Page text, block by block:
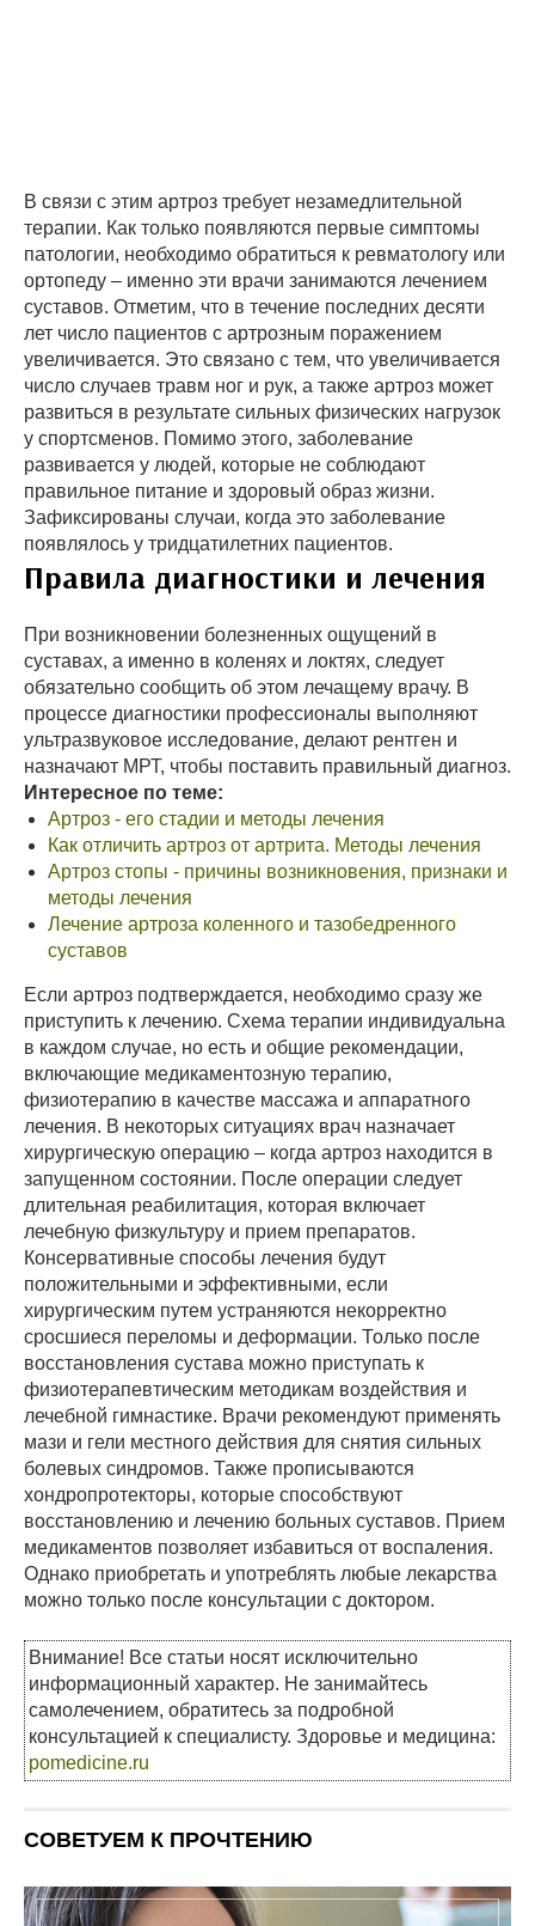
В связи с этим артроз требует незамедлительной
терапии. Как только появляются первые симптомы
патологии, необходимо обратиться к ревматологу или
ортопеду – именно эти врачи занимаются лечением
суставов. Отметим, что в течение последних десяти
лет число пациентов с артрозным поражением
увеличивается. Это связано с тем, что увеличивается
число случаев травм ног и рук, а также артроз может
развиться в результате сильных физических нагрузок
у спортсменов. Помимо этого, заболевание
развивается у людей, которые не соблюдают
правильное питание и здоровый образ жизни.
Зафиксированы случаи, когда это заболевание
появлялось у тридцатилетних пациентов.
Правила диагностики и лечения
При возникновении болезненных ощущений в
суставах, а именно в коленях и локтях, следует
обязательно сообщить об этом лечащему врачу. В
процессе диагностики профессионалы выполняют
ультразвуковое исследование, делают рентген и
назначают МРТ, чтобы поставить правильный диагноз.
Интересное по теме:
Артроз - его стадии и методы лечения
Как отличить артроз от артрита. Методы лечения
Артроз стопы - причины возникновения, признаки и
методы лечения
Лечение артроза коленного и тазобедренного
суставов
Если артроз подтверждается, необходимо сразу же
приступить к лечению. Схема терапии индивидуальна
в каждом случае, но есть и общие рекомендации,
включающие медикаментозную терапию,
физиотерапию в качестве массажа и аппаратного
лечения. В некоторых ситуациях врач назначает
хирургическую операцию – когда артроз находится в
запущенном состоянии. После операции следует
длительная реабилитация, которая включает
лечебную физкультуру и прием препаратов.
Консервативные способы лечения будут
положительными и эффективными, если
хирургическим путем устраняются некорректно
сросшиеся переломы и деформации. Только после
восстановления сустава можно приступать к
физиотерапевтическим методикам воздействия и
лечебной гимнастике. Врачи рекомендуют применять
мази и гели местного действия для снятия сильных
болевых синдромов. Также прописываются
хондропротекторы, которые способствуют
восстановлению и лечению больных суставов. Прием
медикаментов позволяет избавиться от воспаления.
Однако приобретать и употреблять любые лекарства
можно только после консультации с доктором.
Внимание! Все статьи носят исключительно
информационный характер. Не занимайтесь
самолечением, обратитесь за подробной
консультацией к специалисту. Здоровье и медицина:
pomedicine.ru
СОВЕТУЕМ К ПРОЧТЕНИЮ